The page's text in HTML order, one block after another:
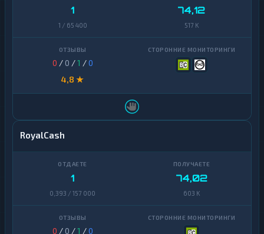
1
1 / 65 400
74,12
517 K
0 / 0 /1 /0
4,8 ★
RoyalCash
1
0,393 / 157 000
74,02
603 K
0 / 0 /1 /0